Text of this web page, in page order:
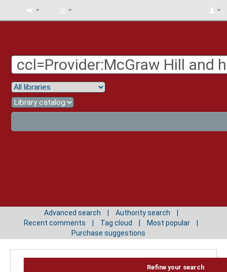
BIBLIOTECA
Advanced search
Authority search
Recent comments
Tag cloud
Most popular
Purchase suggestions
Refine your search